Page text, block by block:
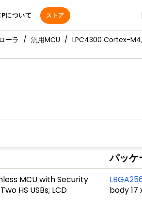
について ストア
ーラ 汎用MCU LPC4300 Cortex-
MCU with Security
HS USBs; LCD
パッケ
body 17